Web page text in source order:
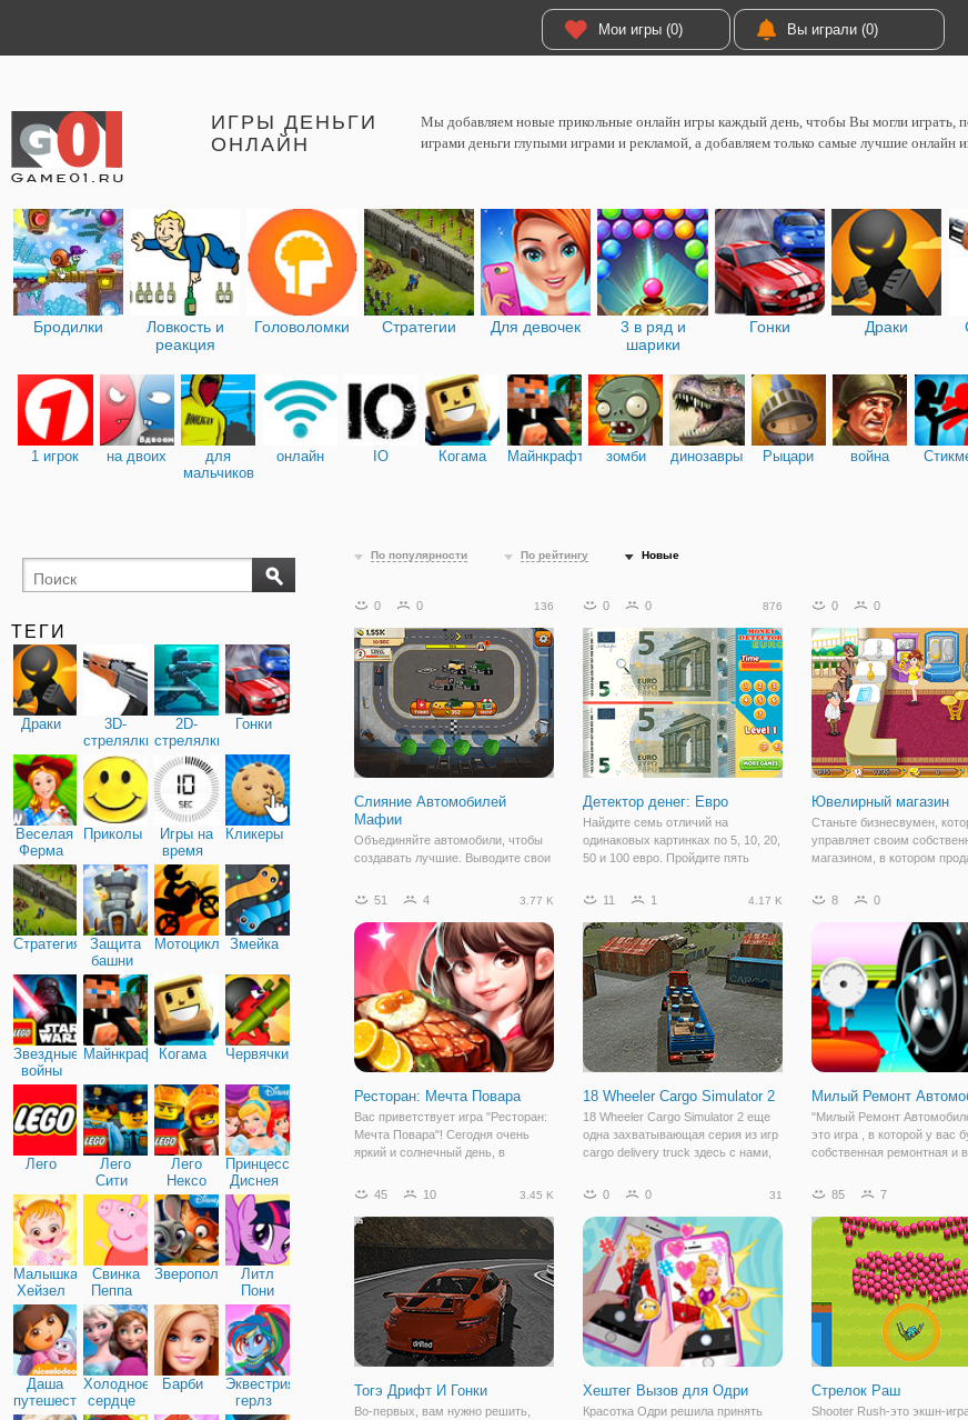
Мои игры (0) Вы играли (0)
ИГРЫ ДЕНЬГИ
ОНЛАЙН
Мы добавляем новые прикольные онлайн игры каждый день, чтобы Вы могли играть,
играми деньги глупыми играми и рекламой, а добавляем только самые лучшие онлайн
Бродилки
Ловкость и
реакция
Головоломки Стратегии Для девочек
3 в ряд и
шарики
Гонки Драки
1 игрок на двоих
для
мальчиков
онлайн IO Когама Майнкрафт зомби динозавры Рыцари война
ТЕГИ
Драки
3D-
стрелялки
2D-
стрелялки
Гонки
Веселая
Ферма
Приколы
Игры на
время
Кликеры
Стратегия
Защита
башни
МотоциклыЗмейка
Звездные
войны
МайнкрафтКогама Червячки
Лего
Лего
Сити
Лего
Нексо
Найтс
Принцессы
Диснея
Малышка
Хейзел
Свинка
Пеппа
Зверополис
Литл
Пони
Дружба
Даша
путешественница
Холодное
сердце
Барби
Эквестрия
герлз
По популярности По рейтингу Новые
0 0 136
Слияние Автомобилей
Мафии
Объединяйте автомобили, чтобы
создавать лучшие. Выводите свои
зарабатывайте деньги каждый раз,
черту! Зайдите в магазин, чтобы
купить автомобили для слияния.
0 0 876
Детектор денег: Евро
Найдите семь отличий на
одинаковых картинках по 5, 10, 20,
50 и 100 евро. Пройдите пять
каждом уровне и получите
0 0
Ювелирный магазин
Станьте бизнесвумен,
управляет своим
магазином, в котором
Золото, белое золото,
драгоценности-вот что
51 4 3.77 K
Ресторан: Мечта Повара
Вас приветствует игра "Ресторан:
Мечта Повара"! Сегодня очень
яркий и солнечный день, в
повар наконец- то станет
рестораном! Она очень долго
мечтает о том, чтобы
11 1 4.17 K
18 Wheeler Cargo Simulator 2
18 Wheeler Cargo Simulator 2 еще
одна захватывающая серия из игр
cargo delivery truck здесь с нами,
в эту игру? тогда почему поздно
Погрузите свой грузовик с
8 0
Милый Ремонт
"Милый Ремонт
это игра , в которой у вас
собственная ремонтная и
милой машинкой. В вашей
машинка, которая требует к
большого ухода.
45 10 3.45 K
Тогэ Дрифт И Гонки
Во-первых, вам нужно решить,
0 0 31
Хештег Вызов для Одри
Красотка Одри решила принять
85 7
Стрелок Раш
Shooter Rush-это экшн-